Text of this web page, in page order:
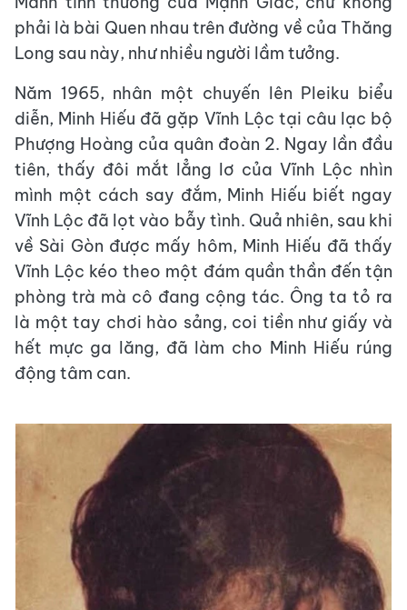
phải là bài Quen nhau trên đường về của Thăng
Long sau này, như nhiều người lầm tưởng.
Năm 1965, nhân một chuyến lên Pleiku biểu
diễn, Minh Hiếu đã gặp Vĩnh Lộc tại câu lạc bộ
Phượng Hoàng của quân đoàn 2. Ngay lần đầu
tiên, thấy đôi mắt lẳng lơ của Vĩnh Lộc nhìn
mình một cách say đắm, Minh Hiếu biết ngay
Vĩnh Lộc đã lọt vào bẫy tình. Quả nhiên, sau khi
về Sài Gòn được mấy hôm, Minh Hiếu đã thấy
Vĩnh Lộc kéo theo một đám quần thần đến tận
phòng trà mà cô đang cộng tác. Ông ta tỏ ra
là một tay chơi hào sảng, coi tiền như giấy và
hết mực ga lăng, đã làm cho Minh Hiếu rúng
động tâm can.